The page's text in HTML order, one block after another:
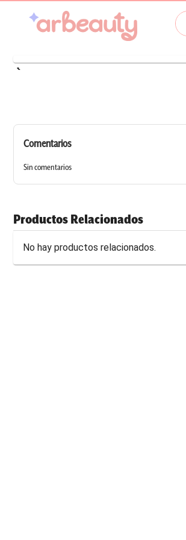
keyboard_arrow_left
Comentarios
Sin comentarios
Productos Relacionados
No hay productos relacionados.